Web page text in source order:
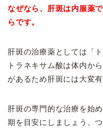
なぜなら、肝斑は内服薬
らです。
肝斑の治療薬としては「
トラネキサム酸は体内か
があるため肝斑には大変
肝斑の専門的な治療を始
期を目安にしましょう。